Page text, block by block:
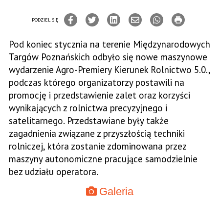
PODZIEL SIĘ
Pod koniec stycznia na terenie Międzynarodowych
Targów Poznańskich odbyło się nowe maszynowe
wydarzenie Agro-Premiery Kierunek Rolnictwo 5.0.,
podczas którego organizatorzy postawili na
promocję i przedstawienie zalet oraz korzyści
wynikających z rolnictwa precyzyjnego i
satelitarnego. Przedstawiane były także
zagadnienia związane z przyszłością techniki
rolniczej, która zostanie zdominowana przez
maszyny autonomiczne pracujące samodzielnie
bez udziału operatora.
Galeria